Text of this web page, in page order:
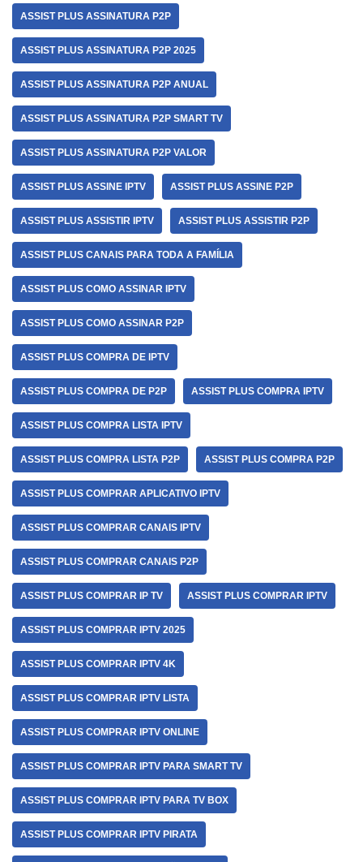
ASSIST PLUS ASSINATURA P2P
ASSIST PLUS ASSINATURA P2P 2025
ASSIST PLUS ASSINATURA P2P ANUAL
ASSIST PLUS ASSINATURA P2P SMART TV
ASSIST PLUS ASSINATURA P2P VALOR
ASSIST PLUS ASSINE IPTV ASSIST PLUS ASSINE P2P
ASSIST PLUS ASSISTIR IPTV ASSIST PLUS ASSISTIR P2P
ASSIST PLUS CANAIS PARA TODA A FAMÍLIA
ASSIST PLUS COMO ASSINAR IPTV
ASSIST PLUS COMO ASSINAR P2P
ASSIST PLUS COMPRA DE IPTV
ASSIST PLUS COMPRA DE P2P ASSIST PLUS COMPRA IPTV
ASSIST PLUS COMPRA LISTA IPTV
ASSIST PLUS COMPRA LISTA P2P ASSIST PLUS COMPRA P2P
ASSIST PLUS COMPRAR APLICATIVO IPTV
ASSIST PLUS COMPRAR CANAIS IPTV
ASSIST PLUS COMPRAR CANAIS P2P
ASSIST PLUS COMPRAR IP TV ASSIST PLUS COMPRAR IPTV
ASSIST PLUS COMPRAR IPTV 2025
ASSIST PLUS COMPRAR IPTV 4K
ASSIST PLUS COMPRAR IPTV LISTA
ASSIST PLUS COMPRAR IPTV ONLINE
ASSIST PLUS COMPRAR IPTV PARA SMART TV
ASSIST PLUS COMPRAR IPTV PARA TV BOX
ASSIST PLUS COMPRAR IPTV PIRATA